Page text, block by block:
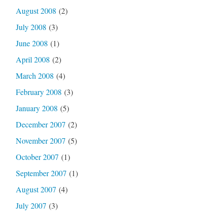
August 2008 (2)
July 2008 (3)
June 2008 (1)
April 2008 (2)
March 2008 (4)
February 2008 (3)
January 2008 (5)
December 2007 (2)
November 2007 (5)
October 2007 (1)
September 2007 (1)
August 2007 (4)
July 2007 (3)